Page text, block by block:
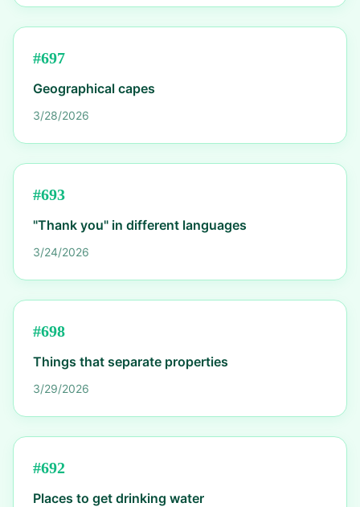
#697
Geographical capes
3/28/2026
#693
"Thank you" in different languages
3/24/2026
#698
Things that separate properties
3/29/2026
#692
Places to get drinking water